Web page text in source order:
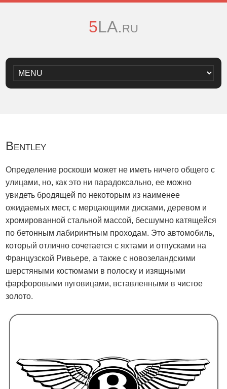
5LA.ru
Bentley
Определение роскоши может не иметь ничего общего с
улицами, но, как это ни парадоксально, ее можно
увидеть бродящей по некоторым из наименее
ожидаемых мест, с мерцающими дисками, деревом и
хромированной стальной массой, бесшумно катящейся
по бетонным лабиринтным проходам. Это автомобиль,
который отлично сочетается с яхтами и отпусками на
Французской Ривьере, а также с новозеландскими
шерстяными костюмами в полоску и изящными
фарфоровыми пуговицами, вставленными в чистое
золото.